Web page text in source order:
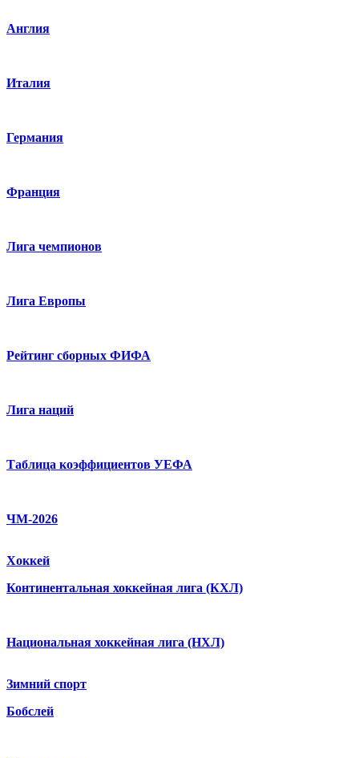
Англия
Италия
Германия
Франция
Лига чемпионов
Лига Европы
Рейтинг сборных ФИФА
Лига наций
Таблица коэффициентов УЕФА
ЧМ-2026
Хоккей
Континентальная хоккейная лига (КХЛ)
Национальная хоккейная лига (НХЛ)
Зимний спорт
Бобслей